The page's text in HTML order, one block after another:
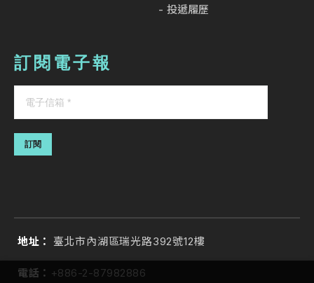
投遞履歷
訂閱電子報
訂閱
地址： 臺北市內湖區瑞光路392號12樓
電話： +886-2-87982886